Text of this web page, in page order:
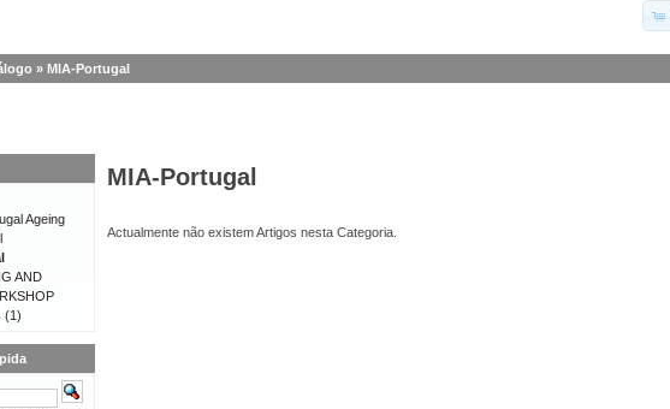
» MIA-Portugal
MIA-Portugal
Actualmente não existem Artigos nesta Categoria.
Ageing
AND
(1)